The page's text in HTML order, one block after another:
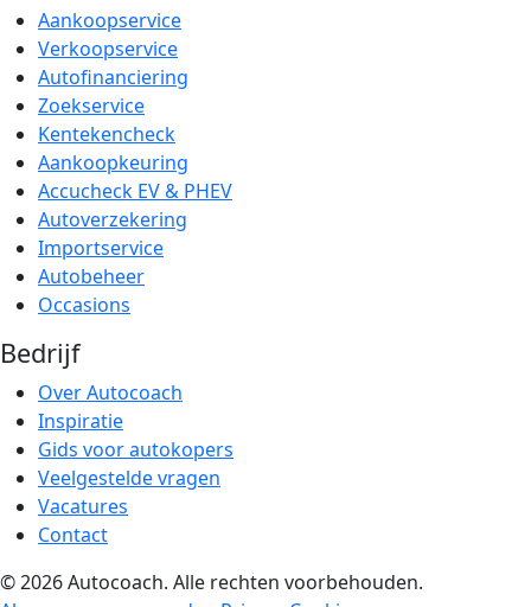
Aankoopservice
Verkoopservice
Autofinanciering
Zoekservice
Kentekencheck
Aankoopkeuring
Accucheck EV & PHEV
Autoverzekering
Importservice
Autobeheer
Occasions
Bedrijf
Over Autocoach
Inspiratie
Gids voor autokopers
Veelgestelde vragen
Vacatures
Contact
© 2026 Autocoach. Alle rechten voorbehouden.